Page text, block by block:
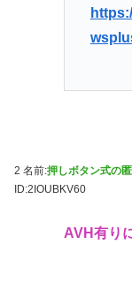
2 名前:押しボタン式の
ID:2IOUBKV60
AVH有り